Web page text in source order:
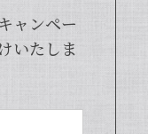
ャンペー
いたしま